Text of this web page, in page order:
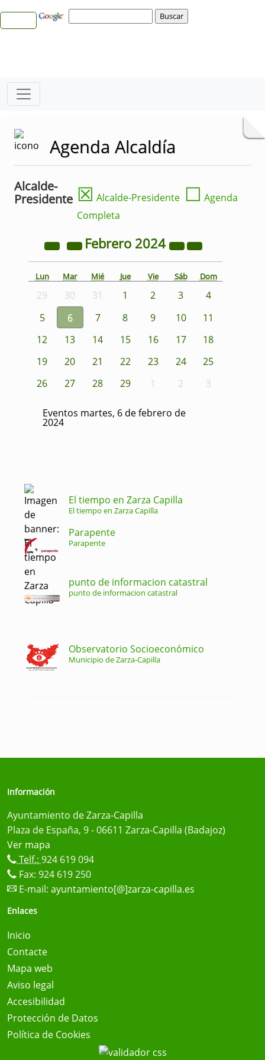
Agenda Alcaldía
Alcalde-
Presidente ☒ Alcalde-Presidente ☐ Agenda
Completa
Febrero 2024
Lun Mar Mié Jue Vie Sáb Dom
29 30 31 1 2 3
4
5
6 7 8 9 10
11
12
13 14 15 16 17
18
19
20 21 22 23 24
25
26
27 28 29 1 2 3
Eventos martes, 6 de febrero de
2024
El tiempo en Zarza Capilla
El tiempo en Zarza Capilla
Parapente
Parapente
punto de informacion catastral
punto de informacion catastral
Observatorio Socioeconómico
Municipio de Zarza-Capilla
Información
Ayuntamiento de Zarza-Capilla
Plaza de España, 9 - 06611 Zarza-Capilla (Badajoz)
Ver mapa
Telf.: 924 619 094
Fax: 924 619 250
E-mail: ayuntamiento[@]zarza-capilla.es
Enlaces
Inicio
Contacte
Mapa web
Aviso legal
Accesibilidad
Protección de Datos
Política de Cookies